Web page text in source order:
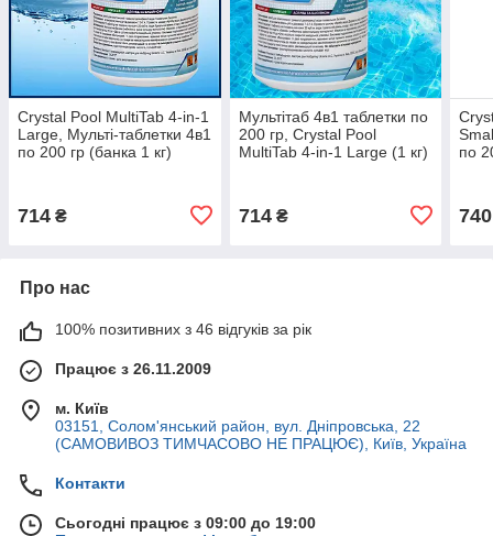
Crystal Pool MultiTab 4-in-1
Large, Мульті-таблетки 4в1
по 200 гр (банка 1 кг)
714 ₴
Мультітаб 4в1 таблетки по
200 гр, Crystal Pool
MultiTab 4-in-1 Large (1 кг)
714₴
по
740
Про нас
100% позитивних з 46 відгуків за рік
Працює з 26.11.2009
м. Київ
03151, Солом'янський район, вул. Дніпровська, 22
(САМОВИВОЗ ТИМЧАСОВО НЕ ПРАЦЮЄ), Київ, Україна
Контакти
Сьогодні працює з 09:00 до 19:00